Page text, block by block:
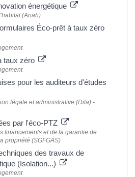
énergétique
(Anah)
Éco-prêt à taux zéro
taux zéro
pour les auditeurs d'études
légale et administrative (Dila) -
par l'éco-PTZ
financements et de la garantie de
propriété (SGFGAS)
des travaux de
(Isolation...)